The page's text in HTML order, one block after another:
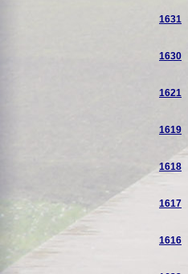
1631
1630
1621
1619
1618
1617
1616